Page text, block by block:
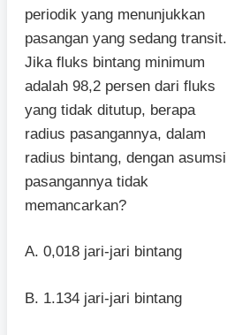
periodik yang menunjukkan
pasangan yang sedang transit.
Jika fluks bintang minimum
adalah 98,2 persen dari fluks
yang tidak ditutup, berapa
radius pasangannya, dalam
radius bintang, dengan asumsi
pasangannya tidak
memancarkan?
A. 0,018 jari-jari bintang
B. 1.134 jari-jari bintang